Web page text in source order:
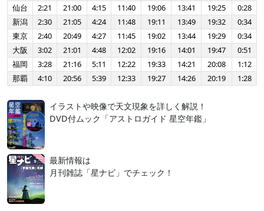
仙台
2:21 21:00 4:15 11:40 19:06 13:41 19:25
0:28
新潟
2:30 21:05 4:24 11:48 19:11 13:49 19:32
0:34
東京
2:40 20:49 4:27 11:45 19:02 13:44 19:29
0:34
大阪
3:02 21:01 4:48 12:02 19:16 14:01 19:47
0:51
福岡
3:28 21:16 5:11 12:22 19:33 14:21 20:08
1:12
那覇
4:10 20:56 5:39 12:33 19:27 14:26 20:19 1:28
イラストや映像で天文現象を詳しく解説！
DVD付ムック「アストロガイド 星空年鑑」
最新情報は
月刊雑誌「星ナビ」でチェック！